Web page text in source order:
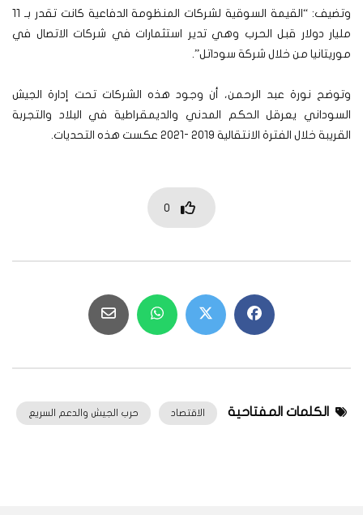
وتضيف: “القيمة السوقية لشركات المنظومة الدفاعية كانت تقدر بـ 11
مليار دولار قبل الحرب وهي تدير استثمارات في شركات الاتصال في
موريتانيا من خلال شركة سوداتل”.
وتوضح نورة عبد الرحمن، أن وجود هذه الشركات تحت إدارة الجيش
السوداني يعرقل الحكم المدني والديمقراطية في البلاد والتجربة
القريبة خلال الفترة الانتقالية 2019 -2021 عكست هذه التحديات.
0
الكلمات المفتاحية الاقتصاد حرب الجيش والدعم السريع